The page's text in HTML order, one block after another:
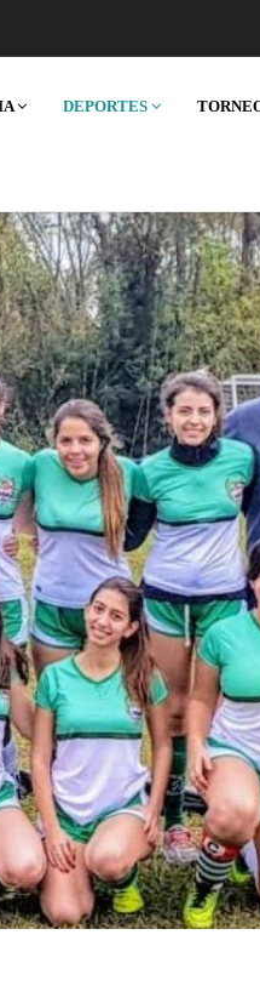
DEPORTES